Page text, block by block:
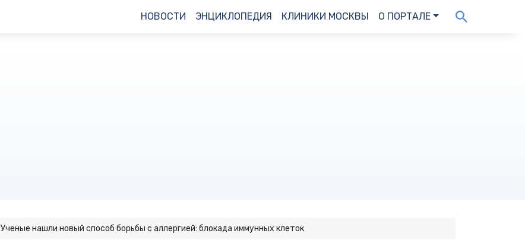
НОВОСТИ ЭНЦИКЛОПЕДИЯ КЛИНИКИ МОСКВЫ О ПОРТАЛЕ
Ученые нашли новый способ борьбы с аллергией: блокада иммунных клеток